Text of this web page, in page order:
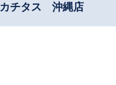
カチタス 沖縄店